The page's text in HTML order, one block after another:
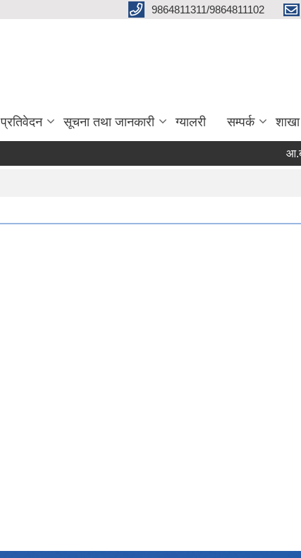
9864811311/9864811102
प्रतिवेदन सूचना तथा जानकारी ग्यालरी सम्पर्क शाखा
आ.ब